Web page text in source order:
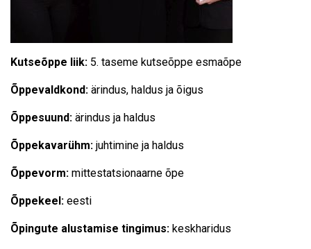
Kutseõppe liik: 5. taseme kutseõppe esmaõpe
Õppevaldkond: ärindus, haldus ja õigus
Õppesuund: ärindus ja haldus
Õppekavarühm: juhtimine ja haldus
Õppevorm: mittestatsionaarne õpe
Õppekeel: eesti
Õpingute alustamise tingimus: keskharidus